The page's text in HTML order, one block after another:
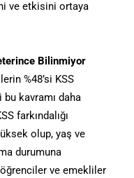
ve etkisini ortaya
Bilinmiyor
%48’si KSS
bu kavramı daha
farkındalığı
olup, yaş ve
durumuna
öğrenciler ve emekliler